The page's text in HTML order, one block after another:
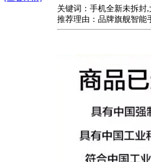
关键词：手机全新未拆封
推荐理由：品牌旗舰智能